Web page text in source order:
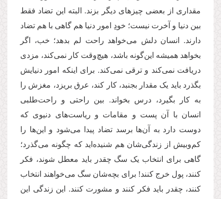
مقداری از بعضی چیزهای دیگر بزند. البته این تضاد فقط
بین دنیا و آخرت نیست؛ خودِ امور دنیا هم گاهی با هم تضاد
دارند. انسان دلش می‌خواهد راحت لم بدهد؛ خب، اگر
بخواهد همیشه این‌گونه باشد، هیچ‌وقت کار نمی‌کند، مزدی
دریافت نمی‌کند و ترقی نمی‌کند. برای اینکه امور دنیایش
بگذرد باید یک مقدار بجنبد، کار کند، عرق بریزد، مغزش را
به کار بگیرد، درس بخواند. بین راحتی و راحت‌طلبی
انسان با آن پست‌ و مقامات و ریاست‌های دنیوی که
دوست دارد به آن‌ها برسد تضاد پیدا می‌شود و این‌ها را
کم‌وبیش از زندگی‌شان هم شنیده‌اید که چگونه می‌گذرد؛
گاهی برای انتخاب یک سگ چقدر باید معطل شوند، فکر
کنند، پول خرج کنند! برای بچه‌شان سگ می‌خواهند انتخاب
کنند، چقدر باید فکر کنند و مشورت کنند. این زندگی این